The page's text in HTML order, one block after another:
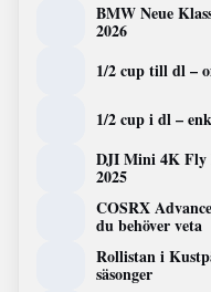
BMW Neue
2026
1/2 cup till dl –
1/2 cup i dl –
DJI Mini 4K Fly
2025
COSRX
du behöver veta
Rollistan i
säsonger